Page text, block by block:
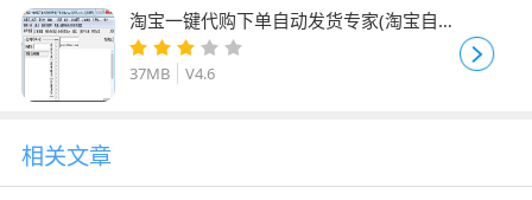
淘宝一键代购下单自动发货专家(淘宝自动
发货软件) V4.6 免费绿色版
37MB V4.6
相关文章